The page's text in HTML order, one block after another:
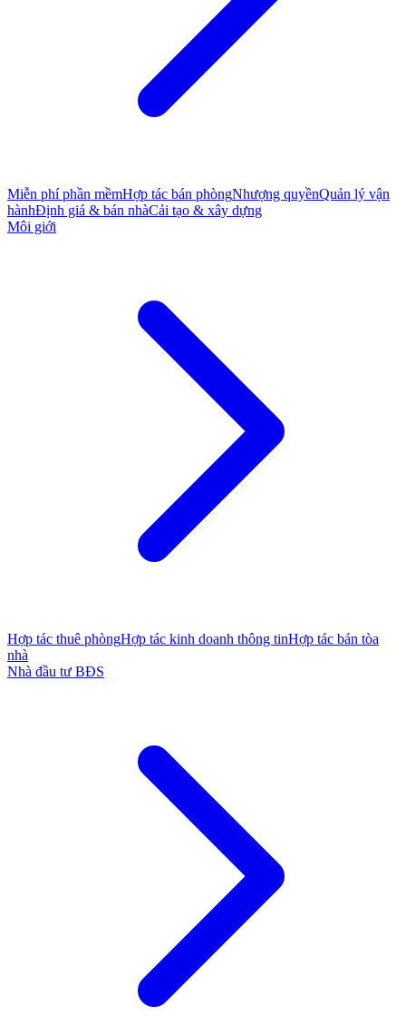
Miễn phí phần mềmHợp tác bán phòngNhượng quyềnQuản lý vận
hànhĐịnh giá & bán nhàCải tạo & xây dựng
Môi giới
Hợp tác thuê phòngHợp tác kinh doanh thông tinHợp tác bán tòa
nhà
Nhà đầu tư BĐS